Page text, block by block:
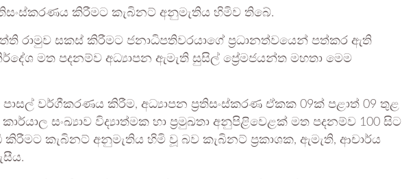
කිරීමට කැබිනට් අනුමැතිය හිමිව තිබේ.
රාමුව සකස් කිරීමට ජනාධිපතිවරයාගේ ප්‍රධානත්වයෙන් පත්කර ඇති
මත පදනම්ව අධ්‍යාපන ඇමැති සුසිල් ප්‍රේමජයන්ත මහතා මෙම
වර්ගීකරණය කිරීම, අධ්‍යාපන ප්‍රතිසංස්කරණ ඒකක 09ක් පළාත් 09 තුළ
සංඛ්‍යාව විද්‍යාත්මක හා ප්‍රමුඛතා අනුපිළිවෙළක් මත පදනම්ව 100 සිට
කිරීමට කැබිනට් අනුමැතිය හිමි වූ බව කැබිනට් ප්‍රකාශක, ඇමැති, ආචාර්ය